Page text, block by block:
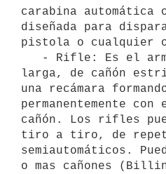
carabina automática
diseñada para
pistola o cualquier
larga, de cañón
una recámara
permanentemente
cañón. Los rifles
tiro a tiro, de
semiautomáticos.
o mas cañones